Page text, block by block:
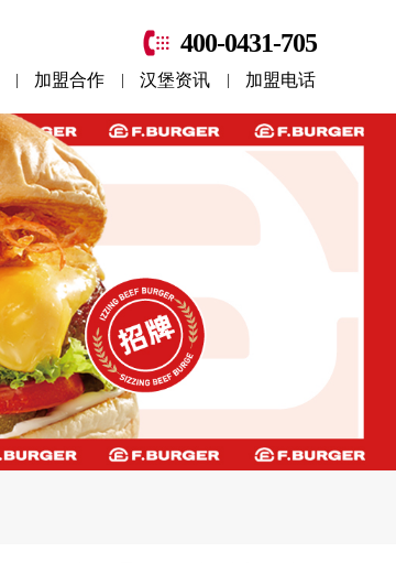
400-0431-705
加盟合作 汉堡资讯 加盟电话